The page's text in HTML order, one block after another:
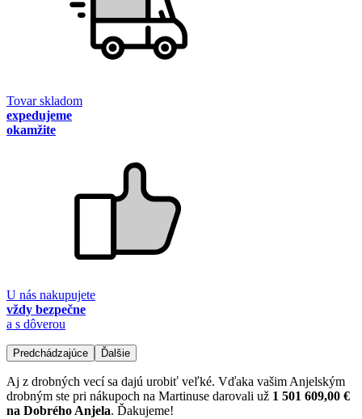
Tovar skladom
expedujeme
okamžite
U nás nakupujete
vždy bezpečne
a s dôverou
Predchádzajúce Ďalšie
Aj z drobných vecí sa dajú urobiť veľké. Vďaka vašim Anjelským
drobným ste pri nákupoch na Martinuse darovali už 1 501 609,00 €
na Dobrého Anjela. Ďakujeme!